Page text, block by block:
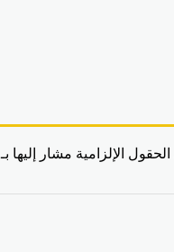
الحقول الإلزامية مشار إليها بـ